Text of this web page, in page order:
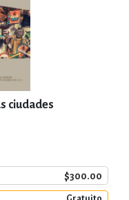
ciudades
$300.00